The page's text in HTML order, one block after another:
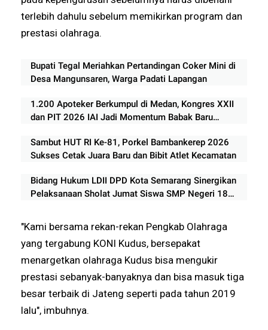
terlebih dahulu sebelum memikirkan program dan
prestasi olahraga.
Bupati Tegal Meriahkan Pertandingan Coker Mini di
Desa Mangunsaren, Warga Padati Lapangan
1.200 Apoteker Berkumpul di Medan, Kongres XXII
dan PIT 2026 IAI Jadi Momentum Babak Baru
Sambut HUT RI Ke-81, Porkel Bambankerep 2026
Sukses Cetak Juara Baru dan Bibit Atlet Kecamatan
Bidang Hukum LDII DPD Kota Semarang Sinergikan
Pelaksanaan Sholat Jumat Siswa SMP Negeri 18
"Kami bersama rekan-rekan Pengkab Olahraga
yang tergabung KONI Kudus, bersepakat
menargetkan olahraga Kudus bisa mengukir
prestasi sebanyak-banyaknya dan bisa masuk tiga
besar terbaik di Jateng seperti pada tahun 2019
lalu", imbuhnya.